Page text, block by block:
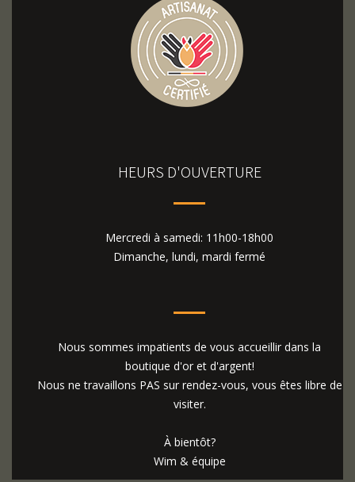
HEURS D'OUVERTURE
Mercredi à samedi: 11h00-18h00
Dimanche, lundi, mardi fermé
Nous sommes impatients de vous accueillir dans la
boutique d'or et d'argent!
Nous ne travaillons PAS sur rendez-vous, vous êtes libre de
visiter.
À bientôt?
Wim & équipe